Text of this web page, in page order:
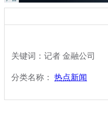
关键词：记者 金融公司
分类名称： 热点新闻